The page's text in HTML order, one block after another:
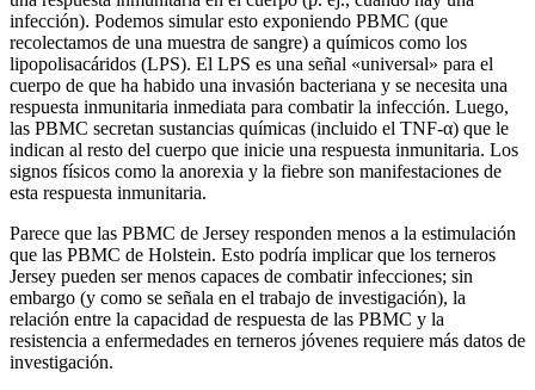
infección). Podemos simular esto exponiendo PBMC (que
recolectamos de una muestra de sangre) a químicos como los
lipopolisacáridos (LPS). El LPS es una señal «universal» para el
cuerpo de que ha habido una invasión bacteriana y se necesita una
respuesta inmunitaria inmediata para combatir la infección. Luego,
las PBMC secretan sustancias químicas (incluido el TNF-α) que le
indican al resto del cuerpo que inicie una respuesta inmunitaria. Los
signos físicos como la anorexia y la fiebre son manifestaciones de
esta respuesta inmunitaria.
Parece que las PBMC de Jersey responden menos a la estimulación
que las PBMC de Holstein. Esto podría implicar que los terneros
Jersey pueden ser menos capaces de combatir infecciones; sin
embargo (y como se señala en el trabajo de investigación), la
relación entre la capacidad de respuesta de las PBMC y la
resistencia a enfermedades en terneros jóvenes requiere más datos de
investigación.